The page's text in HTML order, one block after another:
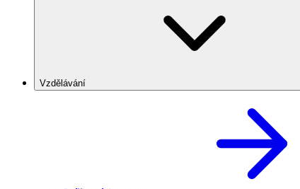
Vzdělávání